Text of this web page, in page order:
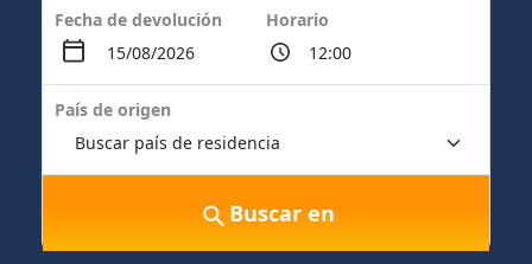
Fecha de devolución Horario
País de origen
Buscar en